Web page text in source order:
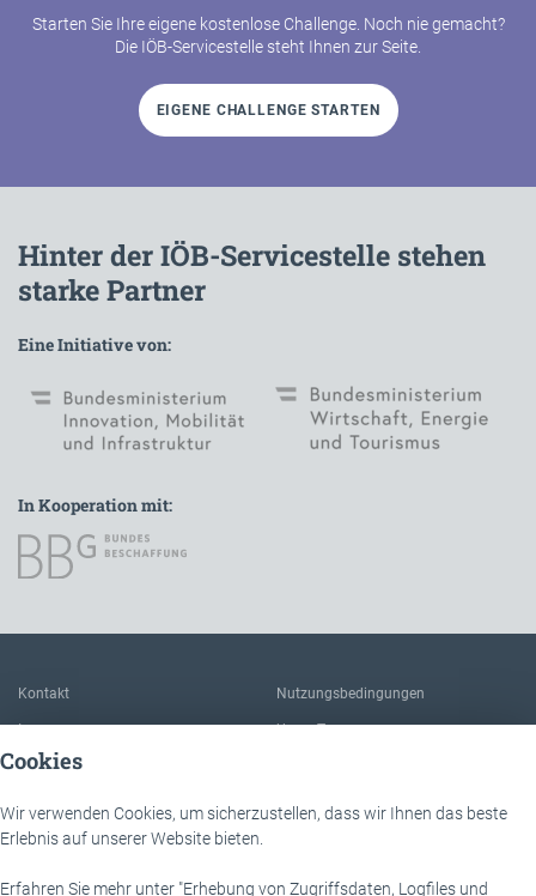
Starten Sie Ihre eigene kostenlose Challenge. Noch nie gemacht?
Die IÖB-Servicestelle steht Ihnen zur Seite.
EIGENE CHALLENGE STARTEN
Hinter der IÖB-Servicestelle stehen
starke Partner
Eine Initiative von:
In Kooperation mit:
Cookies
Wir verwenden Cookies, um sicherzustellen, dass wir Ihnen das beste
Erlebnis auf unserer Website bieten.
Erfahren Sie mehr unter "Erhebung von Zugriffsdaten, Logfiles und
Kontakt
Impressum
FAQ
Barrierefreiheit
Nutzungsbedingungen
Unser Team
IÖB - Servicestelle